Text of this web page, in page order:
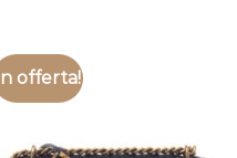
In offerta!